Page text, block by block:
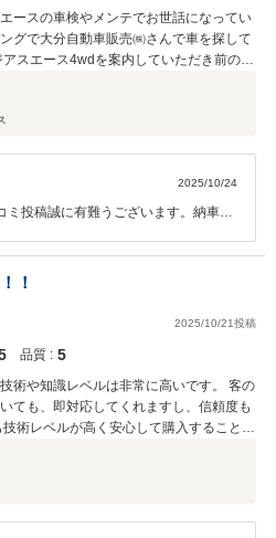
ースの車検やメンテでお世話になってい
グで大分自動車販売㈱さんで車を探して
スエース4wdを案内していただき前の車
も気持ちよく聞いていただいてカッコ良
足です。ありがとうございました。
2025/10/24
投稿誠に有難うございます。納車が
うか。何といっても4WD!!オーバー
ーサでワイルドに走らせてくださ
も装着で使い勝手のいいカスタム。
か高級感と品のある大人カスタムと
ております。前車のハイエースでは
した。本当に有難うございました。
任せください。
！
2025/10/21投稿
品質 : 5
術や知識レベルは非常に高いです。 客の
ても、即対応してくれますし、信頼度も
術レベルが高く安心して購入することが